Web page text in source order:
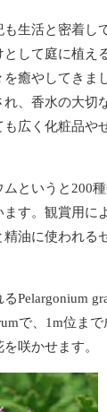
も生活と密着し
して庭に植え
を癒やしてきま
れ、香水の大切
も広く化粧品や
というと200
す。観賞用に
精油に使われる
Pelargonium
で、1m位ま
咲かせます。